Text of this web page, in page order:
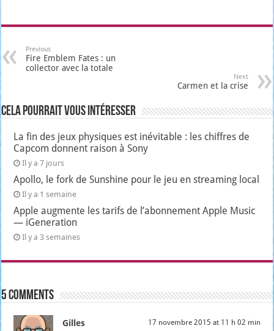
Previous
Fire Emblem Fates : un
collector avec la totale
Next
Carmen et la crise
Cela pourrait vous intéresser
La fin des jeux physiques est inévitable : les chiffres de
Capcom donnent raison à Sony
Il y a 7 jours
Apollo, le fork de Sunshine pour le jeu en streaming local
Il y a 1 semaine
Apple augmente les tarifs de l’abonnement Apple Music
— iGeneration
Il y a 3 semaines
5 comments
Gilles 17 novembre 2015 at 11 h 02 min